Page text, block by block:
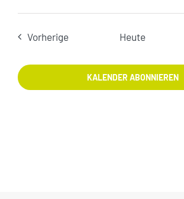
VorherigeVeranstaltungen
Heute
KALENDER ABONNIEREN